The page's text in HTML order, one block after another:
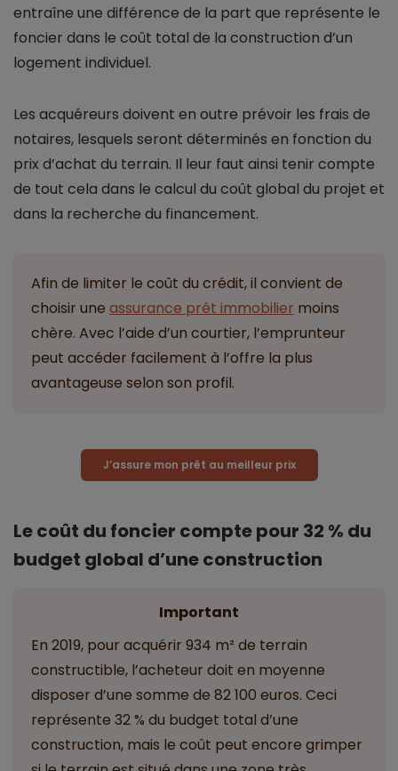
entraîne une différence de la part que représente le
foncier dans le coût total de la construction d’un
logement individuel.
Les acquéreurs doivent en outre prévoir les frais de
notaires, lesquels seront déterminés en fonction du
prix d’achat du terrain. Il leur faut ainsi tenir compte
de tout cela dans le calcul du coût global du projet et
dans la recherche du financement.
Afin de limiter le coût du crédit, il convient de
choisir une assurance prêt immobilier moins
chère. Avec l’aide d’un courtier, l’emprunteur
peut accéder facilement à l’offre la plus
avantageuse selon son profil.
J’assure mon prêt au meilleur prix
Le coût du foncier compte pour 32 % du
budget global d’une construction
Important
En 2019, pour acquérir 934 m² de terrain
constructible, l’acheteur doit en moyenne
disposer d’une somme de 82 100 euros. Ceci
représente 32 % du budget total d’une
construction, mais le coût peut encore grimper